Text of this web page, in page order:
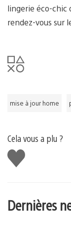
lingerie éco-chic
rendez-vous sur
mise à jour home
Cela vous a plu ?
J'aime
Dernières